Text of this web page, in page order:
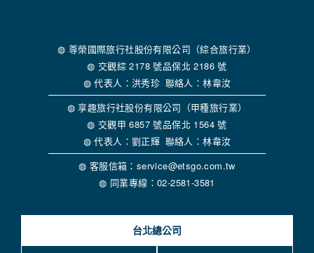
在您於本網站註冊帳號、使用本網站相關產品、服務、活動或
贈獎時，本網站會收集您的個人識別資料，本網站也可以從商
業夥伴處取得個人資料。
當客戶在本網站註冊時，我們會取得您的姓名、電話、住址、
身份證字號、電子郵件、出生日期、性別、行業等相關資料，
當您註冊成功，並登入使用我們的服務後，我們即取得您的資
料。註冊時，本網站取得您的姓名、電話、住址、身份證字
號、電子郵件、出生日期、性別、行業等相關資料，當您註冊
成功，並登入使用我們的服務後，本網站即取得您的資料。
其他除了上述，會保留您在上網瀏覽或查詢時，伺服器自行產
生的相關記錄，包括您使用連線設備的 IP 位址、使用時間、使
的瀏覽器予以標示，歸納使用者瀏覽器在本網站內部所瀏覽的
網頁，除非您願意告知您的個人資料，否則本網站不會也無法
將此項記錄和您對應。請您注意，在本網站網刊登廣告之廠
◍ 尊榮國際旅行社股份有限公司（綜合旅行業）
◍ 交觀綜 2178 號品保北 2186 號
◍ 代表人：洪秀珍 聯絡人：林韋汝
◍ 享趣旅行社股份有限公司（甲種旅行業）
◍ 交觀甲 6857 號品保北 1564 號
◍ 代表人：劉正輝 聯絡人：林韋汝
◍ 客服信箱：service@etsgo.com.tw
◍ 同業專線：02-2581-3581
台北總公司